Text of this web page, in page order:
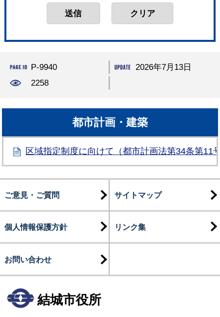
P-9940
2026年7月13日
2258
都市計画・建築
区域指定制度に向けて（都市計画法第34条第11
ご意見・ご質問 サイトマップ
個人情報保護方針 リンク集
お問い合わせ
結城市役所